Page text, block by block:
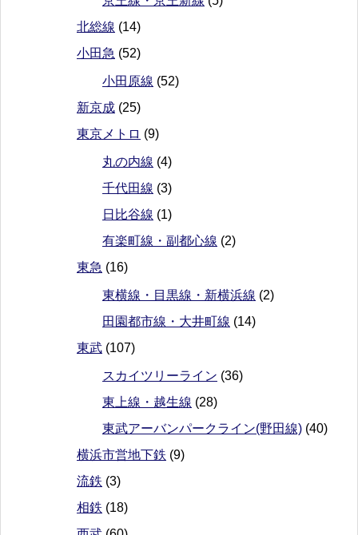
北総線 (14)
小田急 (52)
小田原線 (52)
新京成 (25)
東京メトロ (9)
丸の内線 (4)
千代田線 (3)
日比谷線 (1)
有楽町線・副都心線 (2)
東急 (16)
東横線・目黒線・新横浜線 (2)
田園都市線・大井町線 (14)
東武 (107)
スカイツリーライン (36)
東上線・越生線 (28)
東武アーバンパークライン(野田線) (40)
横浜市営地下鉄 (9)
流鉄 (3)
相鉄 (18)